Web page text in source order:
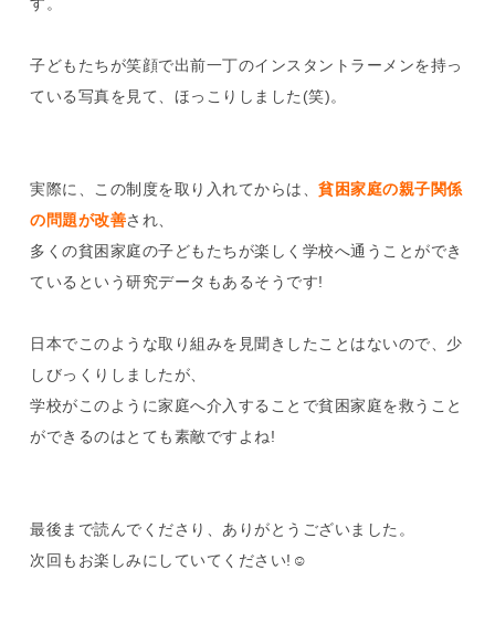
子どもたちが笑顔で出前一丁のインスタントラーメンを持っ
ている写真を見て、ほっこりしました(笑)。
実際に、この制度を取り入れてからは、貧困家庭の親子関係
の問題が改善され、
多くの貧困家庭の子どもたちが楽しく学校へ通うことができ
ているという研究データもあるそうです!
日本でこのような取り組みを見聞きしたことはないので、少
しびっくりしましたが、
学校がこのように家庭へ介入することで貧困家庭を救うこと
ができるのはとても素敵ですよね!
最後まで読んでくださり、ありがとうございました。
次回もお楽しみにしていてください!☺️